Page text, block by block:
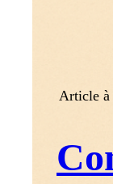
Article à